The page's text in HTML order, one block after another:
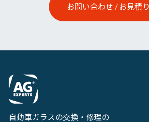
お問い合わせ / お見積り
自動車ガラスの交換・修理の